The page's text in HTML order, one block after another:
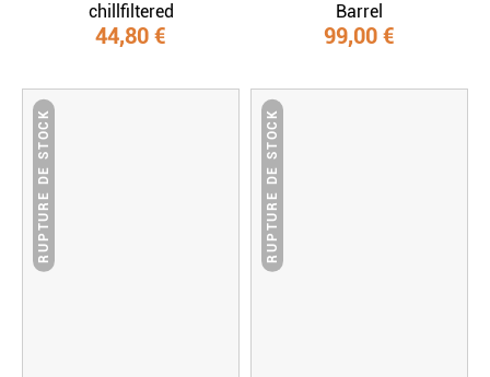
chillfiltered
44,80 €
Barrel
99,00 €
RUPTURE DE STOCK RUPTURE DE STOCK